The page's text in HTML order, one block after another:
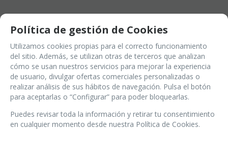
TAPETE PLAYMAT F FINAL
FANTASY MAGIC THE GATHERING
- ULTRA PRO
Política de gestión de Cookies
Utilizamos cookies propias para el correcto funcionamiento
del sitio. Además, se utilizan otras de terceros que analizan
cómo se usan nuestros servicios para mejorar la experiencia
de usuario, divulgar ofertas comerciales personalizadas o
realizar análisis de sus hábitos de navegación. Pulsa el botón
para aceptarlas o “Configurar” para poder bloquearlas.
Puedes revisar toda la información y retirar tu consentimiento
en cualquier momento desde nuestra Política de Cookies.